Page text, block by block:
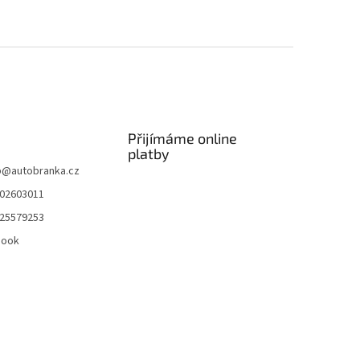
@autobranka.cz
Přijímáme online
platby